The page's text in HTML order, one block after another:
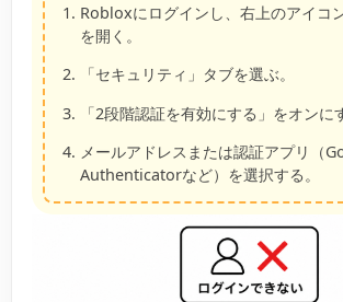
Robloxにログインし、右上のアイコ
を開く。
「セキュリティ」タブを選ぶ。
「2段階認証を有効にする」をオンに
メールアドレスまたは認証アプリ（
Authenticatorなど）を選択する。